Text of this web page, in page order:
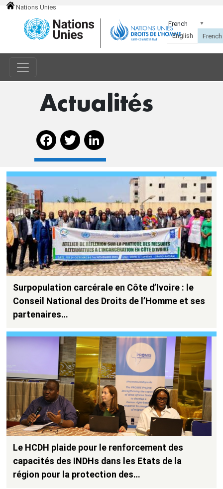
Nations Unies
Actualités
Facebook
Twitter
LinkedIn
Surpopulation carcérale en Côte d’Ivoire : le
Conseil National des Droits de l’Homme et ses
partenaires…
Le HCDH plaide pour le renforcement des
capacités des INDHs dans les Etats de la
région pour la protection des…